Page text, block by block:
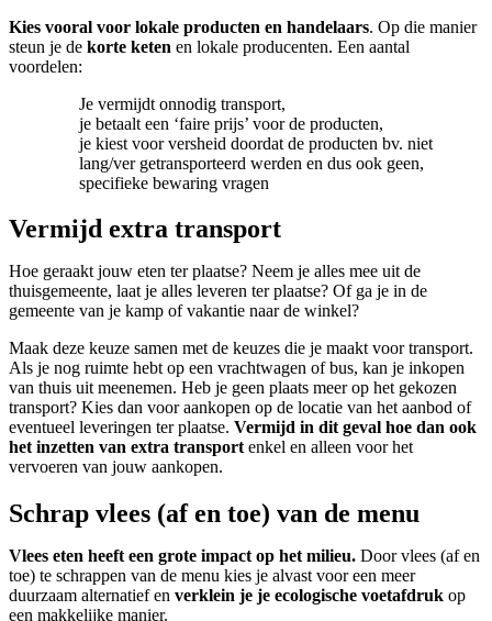
Kies vooral voor lokale producten en handelaars. Op die manier
steun je de korte keten en lokale producenten. Een aantal
voordelen:
Je vermijdt onnodig transport,
je betaalt een ‘faire prijs’ voor de producten,
je kiest voor versheid doordat de producten bv. niet
lang/ver getransporteerd werden en dus ook geen,
specifieke bewaring vragen
Vermijd extra transport
Hoe geraakt jouw eten ter plaatse? Neem je alles mee uit de
thuisgemeente, laat je alles leveren ter plaatse? Of ga je in de
gemeente van je kamp of vakantie naar de winkel?
Maak deze keuze samen met de keuzes die je maakt voor transport.
Als je nog ruimte hebt op een vrachtwagen of bus, kan je inkopen
van thuis uit meenemen. Heb je geen plaats meer op het gekozen
transport? Kies dan voor aankopen op de locatie van het aanbod of
eventueel leveringen ter plaatse. Vermijd in dit geval hoe dan ook
het inzetten van extra transportenkel en alleen voor het
vervoeren van jouw aankopen.
Schrap vlees (af en toe) van de menu
Vlees eten heeft een grote impact op het milieu. Door vlees (af en
toe) te schrappen van de menu kies je alvast voor een meer
duurzaam alternatief en verklein je je ecologische voetafdruk op
een makkelijke manier.